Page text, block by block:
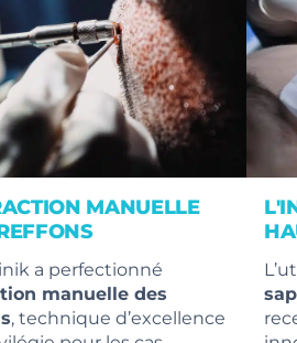
MANUELLE
a perfectionné
manuelle des
, technique d’excellence